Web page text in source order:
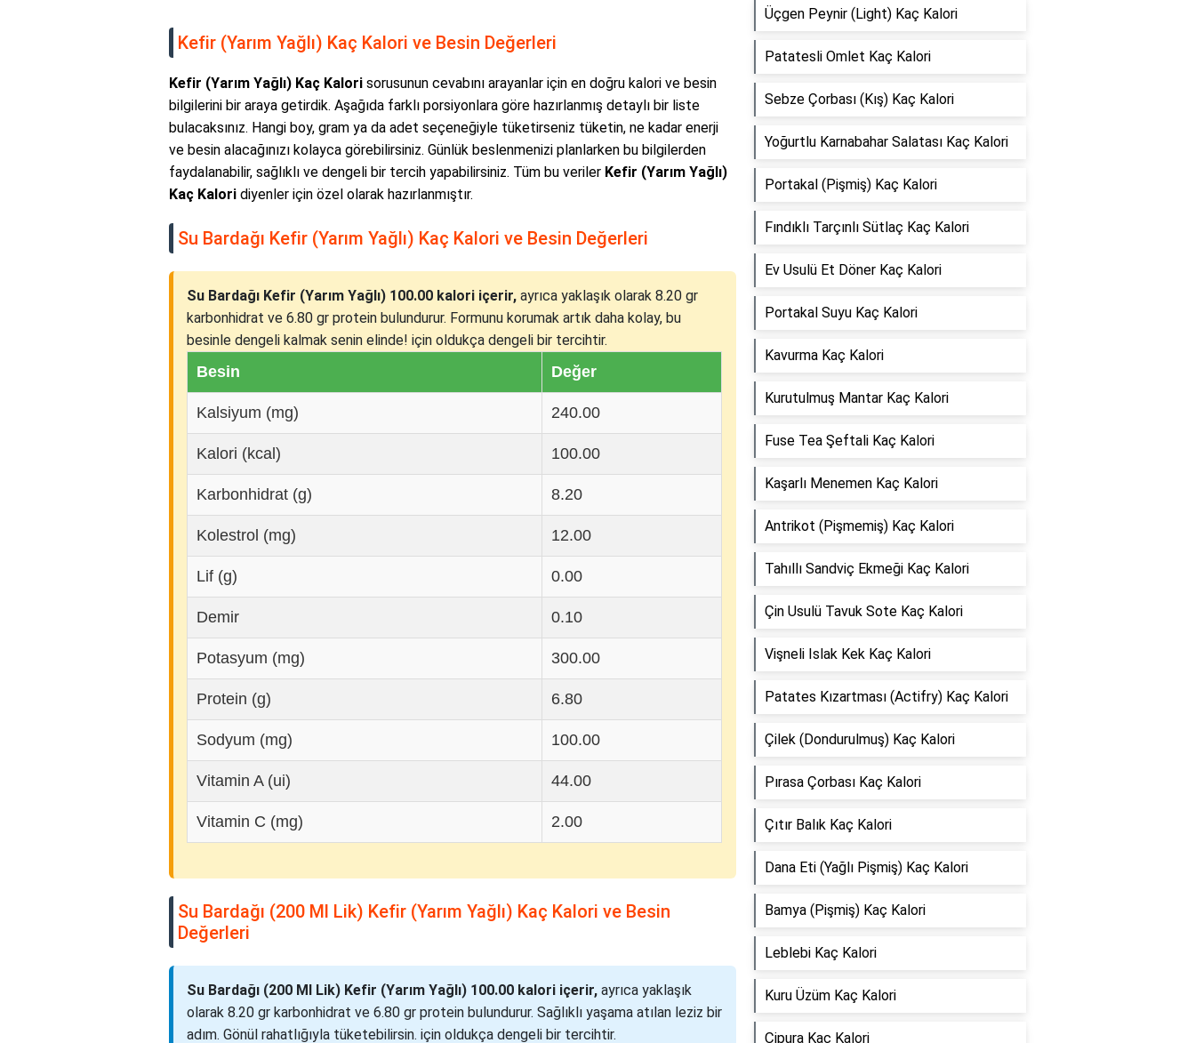
Kefir (Yarım Yağlı) Kaç Kalori ve Besin Değerleri
Kefir (Yarım Yağlı) Kaç Kalori sorusunun cevabını arayanlar için en doğru kalori ve besin
bilgilerini bir araya getirdik. Aşağıda farklı porsiyonlara göre hazırlanmış detaylı bir liste
bulacaksınız. Hangi boy, gram ya da adet seçeneğiyle tüketirseniz tüketin, ne kadar enerji
ve besin alacağınızı kolayca görebilirsiniz. Günlük beslenmenizi planlarken bu bilgilerden
faydalanabilir, sağlıklı ve dengeli bir tercih yapabilirsiniz. Tüm bu veriler Kefir (Yarım Yağlı)
Kaç Kalori diyenler için özel olarak hazırlanmıştır.
Su Bardağı Kefir (Yarım Yağlı) Kaç Kalori ve Besin Değerleri
Su Bardağı Kefir (Yarım Yağlı) 100.00 kalori içerir, ayrıca yaklaşık olarak 8.20 gr
karbonhidrat ve 6.80 gr protein bulundurur. Formunu korumak artık daha kolay, bu
besinle dengeli kalmak senin elinde! için oldukça dengeli bir tercihtir.
Besin Değer
Kalsiyum (mg) 240.00
Kalori (kcal) 100.00
Karbonhidrat (g) 8.20
Kolestrol (mg) 12.00
Lif (g) 0.00
Demir 0.10
Potasyum (mg) 300.00
Protein (g) 6.80
Sodyum (mg) 100.00
Vitamin A (ui) 44.00
Vitamin C (mg) 2.00
Su Bardağı (200 Ml Lik) Kefir (Yarım Yağlı) Kaç Kalori ve Besin
Değerleri
Su Bardağı (200 Ml Lik) Kefir (Yarım Yağlı) 100.00 kalori içerir, ayrıca yaklaşık
olarak 8.20 gr karbonhidrat ve 6.80 gr protein bulundurur. Sağlıklı yaşama atılan leziz bir
adım. Gönül rahatlığıyla tüketebilirsin. için oldukça dengeli bir tercihtir.
Üçgen Peynir (Light) Kaç Kalori
Patatesli Omlet Kaç Kalori
Sebze Çorbası (Kış) Kaç Kalori
Yoğurtlu Karnabahar Salatası Kaç Kalori
Portakal (Pişmiş) Kaç Kalori
Fındıklı Tarçınlı Sütlaç Kaç Kalori
Ev Usulü Et Döner Kaç Kalori
Portakal Suyu Kaç Kalori
Kavurma Kaç Kalori
Kurutulmuş Mantar Kaç Kalori
Fuse Tea Şeftali Kaç Kalori
Kaşarlı Menemen Kaç Kalori
Antrikot (Pişmemiş) Kaç Kalori
Tahıllı Sandviç Ekmeği Kaç Kalori
Çin Usulü Tavuk Sote Kaç Kalori
Vişneli Islak Kek Kaç Kalori
Patates Kızartması (Actifry) Kaç Kalori
Çilek (Dondurulmuş) Kaç Kalori
Pırasa Çorbası Kaç Kalori
Çıtır Balık Kaç Kalori
Dana Eti (Yağlı Pişmiş) Kaç Kalori
Bamya (Pişmiş) Kaç Kalori
Leblebi Kaç Kalori
Kuru Üzüm Kaç Kalori
Çipura Kaç Kalori